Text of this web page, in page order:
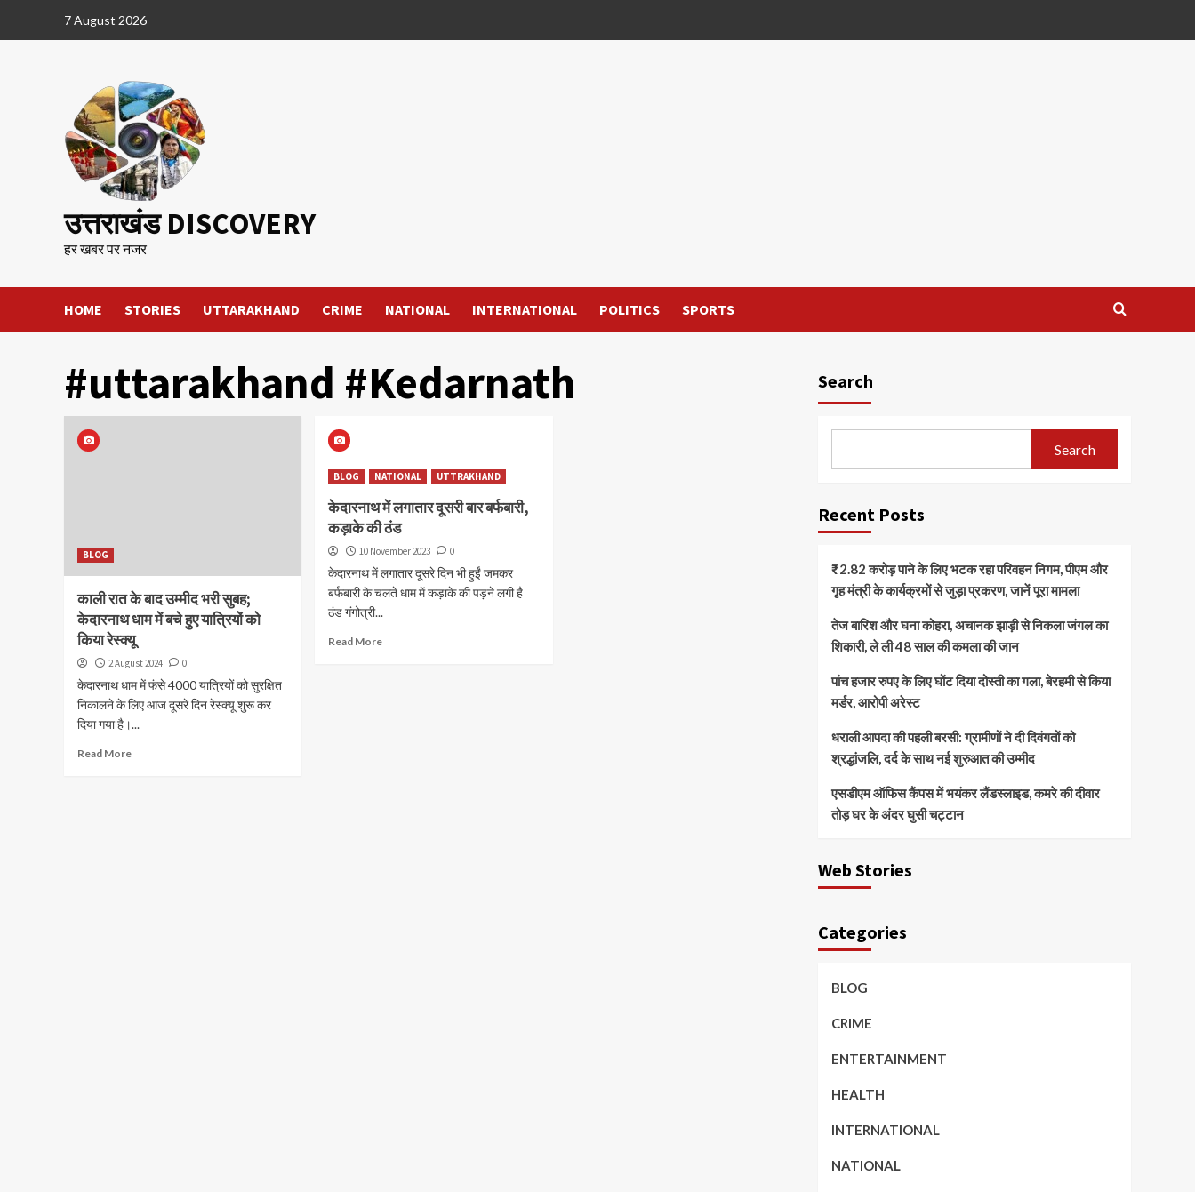
7 August 2026
उत्तराखंड DISCOVERY
हर खबर पर नजर
HOME STORIES UTTARAKHAND CRIME NATIONAL INTERNATIONAL POLITICS SPORTS
#uttarakhand #Kedarnath
BLOG
काली रात के बाद उम्मीद भरी सुबह;
केदारनाथ धाम में बचे हुए यात्रियों को
किया रेस्क्यू
2 August 2024 0
केदारनाथ धाम में फंसे 4000 यात्रियों को सुरक्षित
निकालने के लिए आज दूसरे दिन रेस्क्यू शुरू कर
दिया गया है।...
Read More
BLOG NATIONAL UTTRAKHAND
केदारनाथ में लगातार दूसरी बार बर्फबारी,
कड़ाके की ठंड
10 November 2023 0
केदारनाथ में लगातार दूसरे दिन भी हुईं जमकर
बर्फबारी के चलते धाम में कड़ाके की पड़ने लगी है
ठंड गंगोत्री...
Read More
Search
Search
Recent Posts
₹2.82 करोड़ पाने के लिए भटक रहा परिवहन निगम, पीएम और
गृह मंत्री के कार्यक्रमों से जुड़ा प्रकरण, जानें पूरा मामला
तेज बारिश और घना कोहरा, अचानक झाड़ी से निकला जंगल का
शिकारी, ले ली 48 साल की कमला की जान
पांच हजार रुपए के लिए घोंट दिया दोस्ती का गला, बेरहमी से किया
मर्डर, आरोपी अरेस्ट
धराली आपदा की पहली बरसी: ग्रामीणों ने दी दिवंगतों को
श्रद्धांजलि, दर्द के साथ नई शुरुआत की उम्मीद
एसडीएम ऑफिस कैंपस में भयंकर लैंडस्लाइड, कमरे की दीवार
तोड़ घर के अंदर घुसी चट्टान
Web Stories
Categories
BLOG
CRIME
ENTERTAINMENT
HEALTH
INTERNATIONAL
NATIONAL